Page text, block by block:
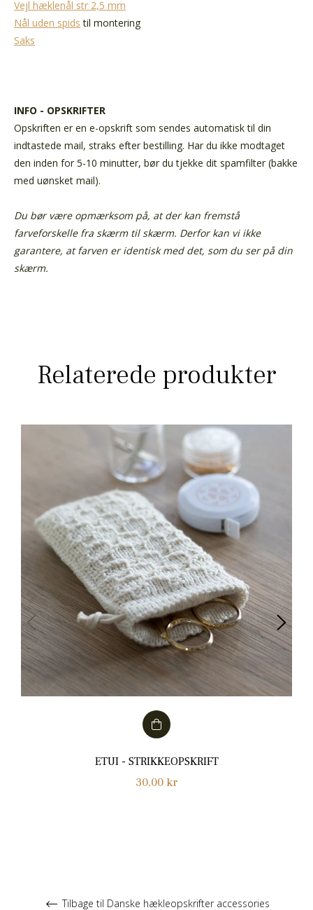
Vejl hæklenål str 2,5 mm
Nål uden spids til montering
Saks
INFO - OPSKRIFTER
Opskriften er en e-opskrift som sendes automatisk til din
indtastede mail, straks efter bestilling. Har du ikke modtaget
den inden for 5-10 minutter, bør du tjekke dit spamfilter (bakke
med uønsket mail).
Du bør være opmærksom på, at der kan fremstå
farveforskelle fra skærm til skærm. Derfor kan vi ikke
garantere, at farven er identisk med det, som du ser på din
skærm.
Relaterede produkter
ETUI - STRIKKEOPSKRIFT
Normalpris
30,00 kr
Tilbage til Danske hækleopskrifter accessories